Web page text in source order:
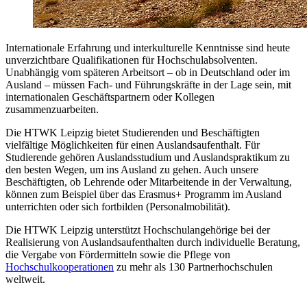
Internationale Erfahrung und interkulturelle Kenntnisse sind heute
unverzichtbare Qualifikationen für Hochschulabsolventen.
Unabhängig vom späteren Arbeitsort – ob in Deutschland oder im
Ausland – müssen Fach- und Führungskräfte in der Lage sein, mit
internationalen Geschäftspartnern oder Kollegen
zusammenzuarbeiten.
Die HTWK Leipzig bietet Studierenden und Beschäftigten
vielfältige Möglichkeiten für einen Auslandsaufenthalt. Für
Studierende gehören Auslandsstudium und Auslandspraktikum zu
den besten Wegen, um ins Ausland zu gehen. Auch unsere
Beschäftigten, ob Lehrende oder Mitarbeitende in der Verwaltung,
können zum Beispiel über das Erasmus+ Programm im Ausland
unterrichten oder sich fortbilden (Personalmobilität).
Die HTWK Leipzig unterstützt Hochschulangehörige bei der
Realisierung von Auslandsaufenthalten durch individuelle Beratung,
die Vergabe von Fördermitteln sowie die Pflege von
Hochschulkooperationen zu mehr als 130 Partnerhochschulen
weltweit.